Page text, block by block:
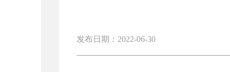
发布日期：2022-06-30